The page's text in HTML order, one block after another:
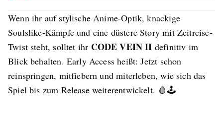
Wenn ihr auf stylische Anime-Optik, knackige
Soulslike-Kämpfe und eine düstere Story mit Zeitreise-
Twist steht, solltet ihr CODE VEIN II definitiv im
Blick behalten. Early Access heißt: Jetzt schon
reinspringen, mitfiebern und miterleben, wie sich das
Spiel bis zum Release weiterentwickelt. 🩸🕹️